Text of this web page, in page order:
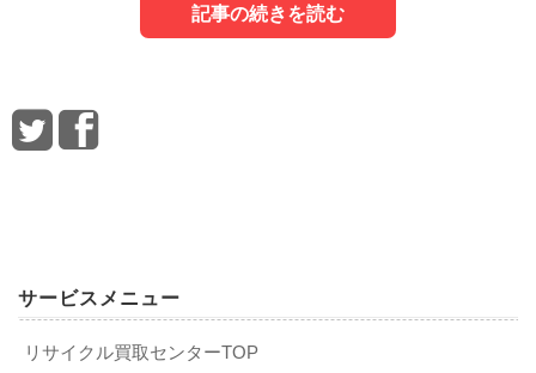
記事の続きを読む
1-1．粗大ゴミとして出す
ソファを廃棄する場合は、自治体が回収する粗大ゴミとし
が相場
ノーブランドの布製ソファはもともとの値段が安いため、
ック
5-1．豊富な買取実績があるか
サービスメニュー
リサイクル買取センターTOP